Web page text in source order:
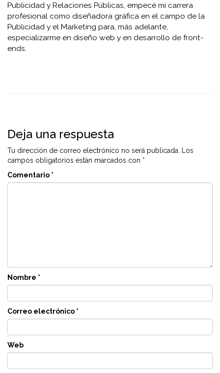
Publicidad y Relaciones Públicas, empecé mi carrera
profesional como diseñadora gráfica en el campo de la
Publicidad y el Marketing para, más adelante,
especializarme en diseño web y en desarrollo de front-
ends.
Deja una respuesta
Tu dirección de correo electrónico no será publicada. Los
campos obligatorios están marcados con *
Comentario *
Nombre *
Correo electrónico *
Web